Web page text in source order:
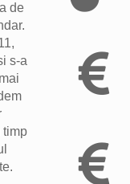
de
s-a
timp